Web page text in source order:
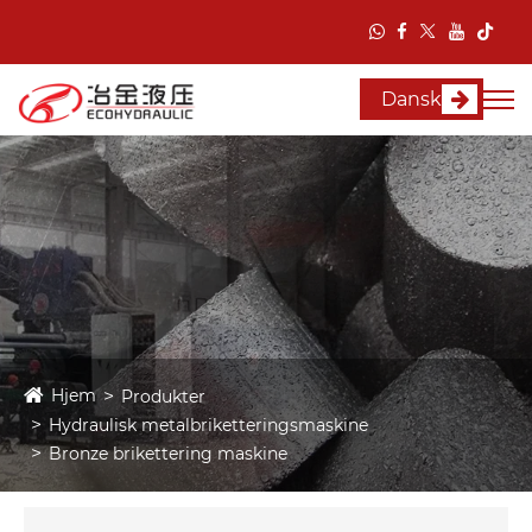
Dansk
Hjem
Produkter
Hydraulisk metalbriketteringsmaskine
Bronze brikettering maskine